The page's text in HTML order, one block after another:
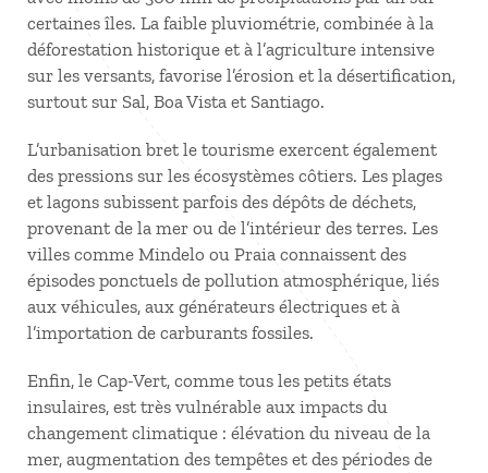
certaines îles. La faible pluviométrie, combinée à la
déforestation historique et à l’agriculture intensive
sur les versants, favorise l’érosion et la désertification,
surtout sur Sal, Boa Vista et Santiago.
L’urbanisation bret le tourisme exercent également
des pressions sur les écosystèmes côtiers. Les plages
et lagons subissent parfois des dépôts de déchets,
provenant de la mer ou de l’intérieur des terres. Les
villes comme Mindelo ou Praia connaissent des
épisodes ponctuels de pollution atmosphérique, liés
aux véhicules, aux générateurs électriques et à
l’importation de carburants fossiles.
Enfin, le Cap-Vert, comme tous les petits états
insulaires, est très vulnérable aux impacts du
changement climatique : élévation du niveau de la
mer, augmentation des tempêtes et des périodes de